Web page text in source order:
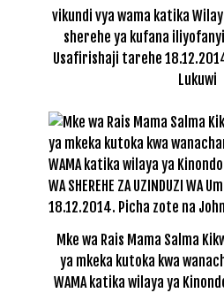
vikundi vya wama katika
sherehe ya kufana
Usafirishaji tarehe
Lukuwi
Mke wa Rais Mama Salma
ya mkeka kutoka kwa
WAMA katika wilaya ya